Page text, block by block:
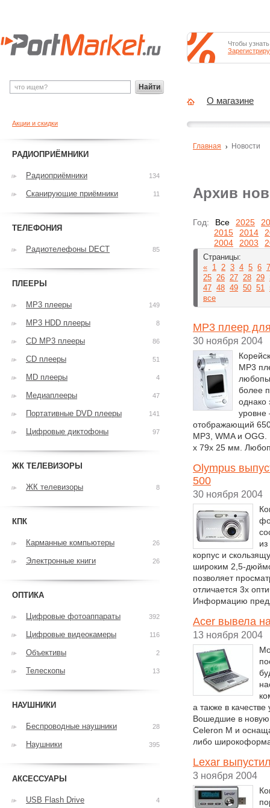
Архив
Год: Все 2025
2015
2014
2004
2003
Страницы:
« 1 2 3 4 5 6 7
25 26 27 28 29
47 48 49 50 51
все
MP3 плеер
30 ноября 2004
MP3
более
однако
уровне
отображающий
MP3, WMA и
x 79x 25 мм.
Olympus
500
30 ноября 2004
корпус и
широким 2,5-
позволяет
отличается 3х
Информацию
Acer вывела
13 ноября 2004
а также в
Вошедшие в новую
Celeron M и
либо
Lexar
3 ноября 2004
Главная Новости
Акции и скидки
РАДИОПРИЁМНИКИ
Радиоприёмники 134
Сканирующие приёмники 11
ТЕЛЕФОНИЯ
Радиотелефоны DECT 85
ПЛЕЕРЫ
MP3 плееры 149
MP3 HDD плееры 8
CD MP3 плееры 86
CD плееры 51
MD плееры 4
Медиаплееры 47
Портативные DVD плееры 141
Цифровые диктофоны 97
ЖК ТЕЛЕВИЗОРЫ
ЖК телевизоры 8
КПК
Карманные компьютеры 26
Электронные книги 26
ОПТИКА
Цифровые фотоаппараты 392
Цифровые видеокамеры 116
Объективы 2
Телескопы 13
НАУШНИКИ
Беспроводные наушники 28
Наушники 395
АКСЕССУАРЫ
USB Flash Drive 4
Найти
Чтобы
О магазине